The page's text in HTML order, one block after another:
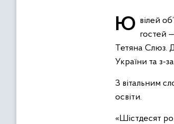
Ювілей об’єднав велику університетську родину — випускників, викладачів і партнерів. Серед почесних гостей
Тетяна Слюз.
України та з-
З вітальним
освіти.
«Шістдесят